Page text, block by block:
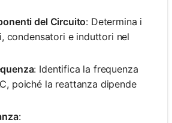
del Circuito: Determina i
condensatori e induttori nel
: Identifica la frequenza
poiché la reattanza dipende
: